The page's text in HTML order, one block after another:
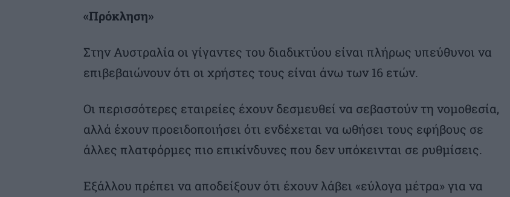
«Πρόκληση»
Στην Αυστραλία οι γίγαντες του διαδικτύου είναι πλήρως υπεύθυνοι να
επιβεβαιώνουν ότι οι χρήστες τους είναι άνω των 16 ετών.
Οι περισσότερες εταιρείες έχουν δεσμευθεί να σεβαστούν τη νομοθεσία,
αλλά έχουν προειδοποιήσει ότι ενδέχεται να ωθήσει τους εφήβους σε
άλλες πλατφόρμες πιο επικίνδυνες που δεν υπόκεινται σε ρυθμίσεις.
Εξάλλου πρέπει να αποδείξουν ότι έχουν λάβει «εύλογα μέτρα» για να